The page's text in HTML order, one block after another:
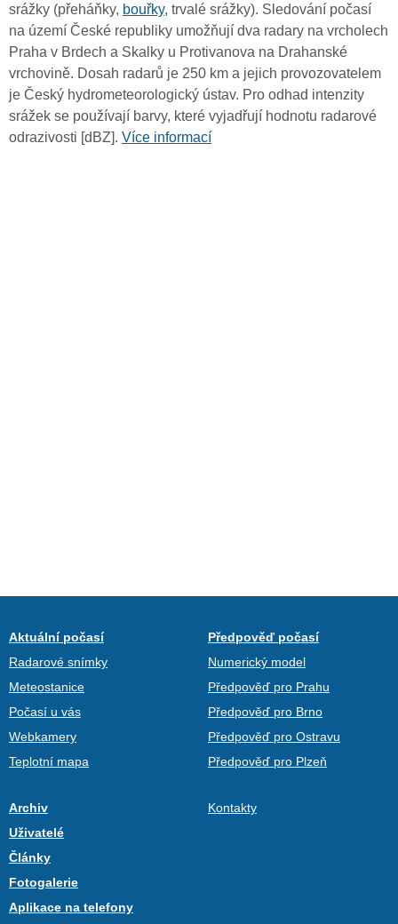
srážky (přeháňky, bouřky, trvalé srážky). Sledování počasí
na území České republiky umožňují dva radary na vrcholech
Praha v Brdech a Skalky u Protivanova na Drahanské
vrchovině. Dosah radarů je 250 km a jejich provozovatelem
je Český hydrometeorologický ústav. Pro odhad intenzity
srážek se používají barvy, které vyjadřují hodnotu radarové
odrazivosti [dBZ]. Více informací
Aktuální počasí
Radarové snímky
Meteostanice
Počasí u vás
Webkamery
Teplotní mapa
Předpověď počasí
Numerický model
Předpověď pro Prahu
Předpověď pro Brno
Předpověď pro Ostravu
Předpověď pro Plzeň
Archiv
Uživatelé
Články
Fotogalerie
Aplikace na telefony
Kontakty